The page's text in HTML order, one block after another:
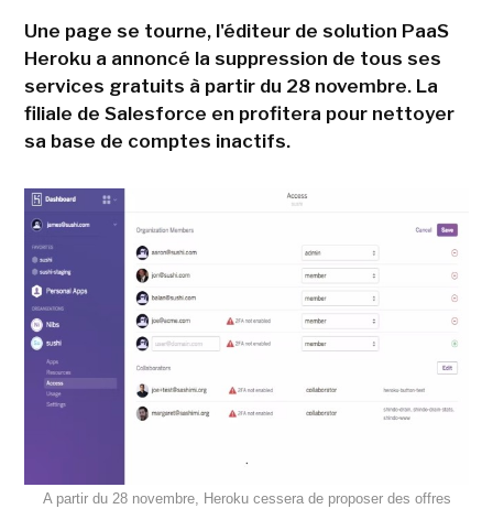
Une page se tourne, l'éditeur de solution PaaS
Heroku a annoncé la suppression de tous ses
services gratuits à partir du 28 novembre. La
filiale de Salesforce en profitera pour nettoyer
sa base de comptes inactifs.
A partir du 28 novembre, Heroku cessera de proposer des offres